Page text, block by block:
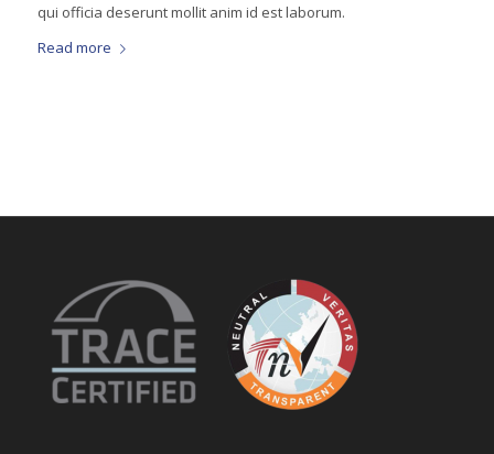
qui officia deserunt mollit anim id est laborum.
Read more